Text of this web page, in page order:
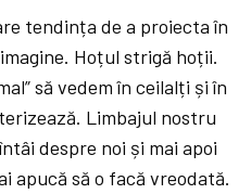
tendința de a proiecta în
Hoțul strigă hoții.
să vedem în ceilalți și în
Limbajul nostru
despre noi și mai apoi
apucă să o facă vreodată.